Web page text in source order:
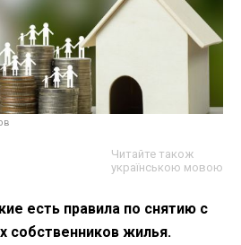
Читайте також
українською мовою
есть правила по снятию с
собственников жилья.